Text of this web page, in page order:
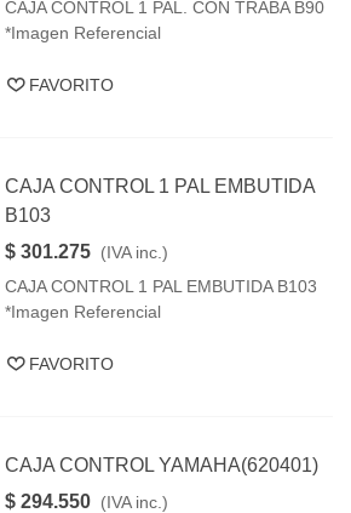
CAJA CONTROL 1 PAL. CON TRABA B90
*Imagen Referencial
FAVORITO
CAJA CONTROL 1 PAL EMBUTIDA
B103
$ 301.275 (IVA inc.)
CAJA CONTROL 1 PAL EMBUTIDA B103
*Imagen Referencial
FAVORITO
CAJA CONTROL YAMAHA(620401)
$ 294.550 (IVA inc.)